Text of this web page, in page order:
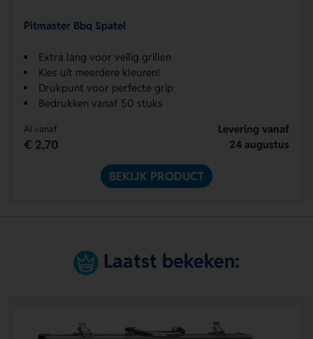
Pitmaster Bbq Spatel
Extra lang voor veilig grillen
Kies uit meerdere kleuren!
Drukpunt voor perfecte grip
Bedrukken vanaf 50 stuks
Al vanaf
€ 2,70
Levering vanaf
24 augustus
BEKIJK PRODUCT
Laatst bekeken: